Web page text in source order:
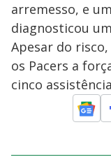
arremesso, e
diagnosticou
Apesar do
os Pacers a
cinco